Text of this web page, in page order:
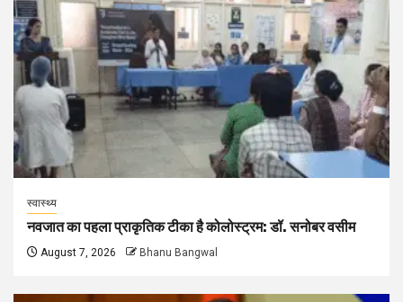
स्वास्थ्य
नवजात का पहला प्राकृतिक टीका है कोलोस्ट्रम: डॉ. सनोबर वसीम
August 7, 2026 Bhanu Bangwal